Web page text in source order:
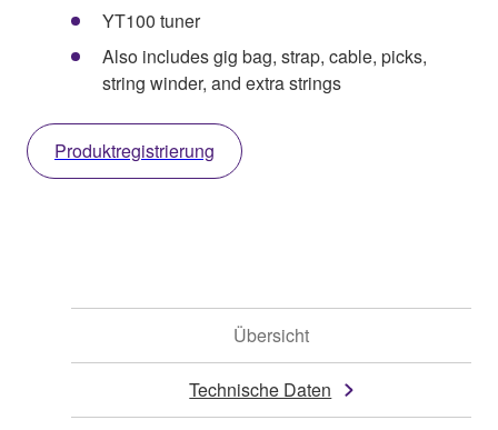
YT100 tuner
Also includes gig bag, strap, cable, picks,
string winder, and extra strings
Produktregistrierung
Übersicht
Technische Daten